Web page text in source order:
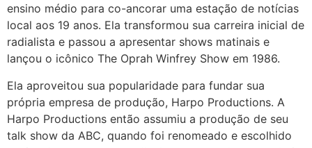
ensino médio para co-ancorar uma estação de notícias
local aos 19 anos. Ela transformou sua carreira inicial de
radialista e passou a apresentar shows matinais e
lançou o icônico The Oprah Winfrey Show em 1986.
Ela aproveitou sua popularidade para fundar sua
própria empresa de produção, Harpo Productions. A
Harpo Productions então assumiu a produção de seu
talk show da ABC, quando foi renomeado e escolhido